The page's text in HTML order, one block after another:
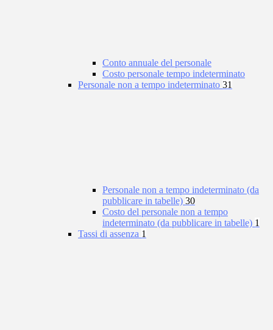
Conto annuale del personale
Costo personale tempo indeterminato
Personale non a tempo indeterminato 31
Personale non a tempo indeterminato (da
pubblicare in tabelle) 30
Costo del personale non a tempo
indeterminato (da pubblicare in tabelle) 1
Tassi di assenza 1